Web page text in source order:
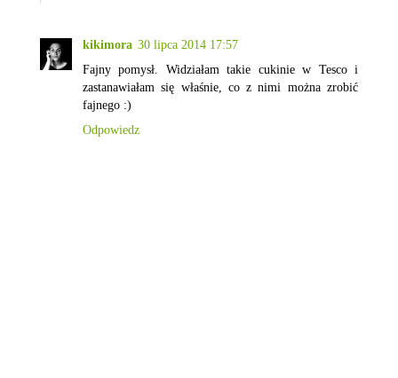
kikimora 30 lipca 2014 17:57
Fajny pomysł. Widziałam takie cukinie w Tesco i
zastanawiałam się właśnie, co z nimi można zrobić
fajnego :)
Odpowiedz